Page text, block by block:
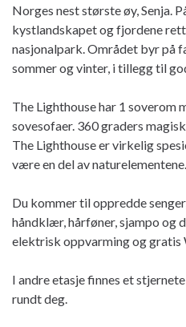
Norges nest største øy, Senja.
kystlandskapet og fjordene
nasjonalpark. Området byr på
sommer og vinter, i tillegg til
The Lighthouse har 1 soverom
sovesofaer. 360 graders
The Lighthouse er virkelig
være en del av naturelementene.
Du kommer til oppredde
håndklær, hårføner, sjampo og
elektrisk oppvarming og gratis
I andre etasje finnes et
rundt deg.